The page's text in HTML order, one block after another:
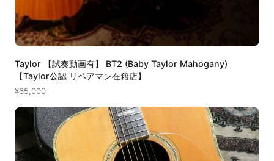
Taylor 【試奏動画有】 BT2 (Baby Taylor Mahogany)
【Taylor公認 リペアマン在籍店】
¥65,000